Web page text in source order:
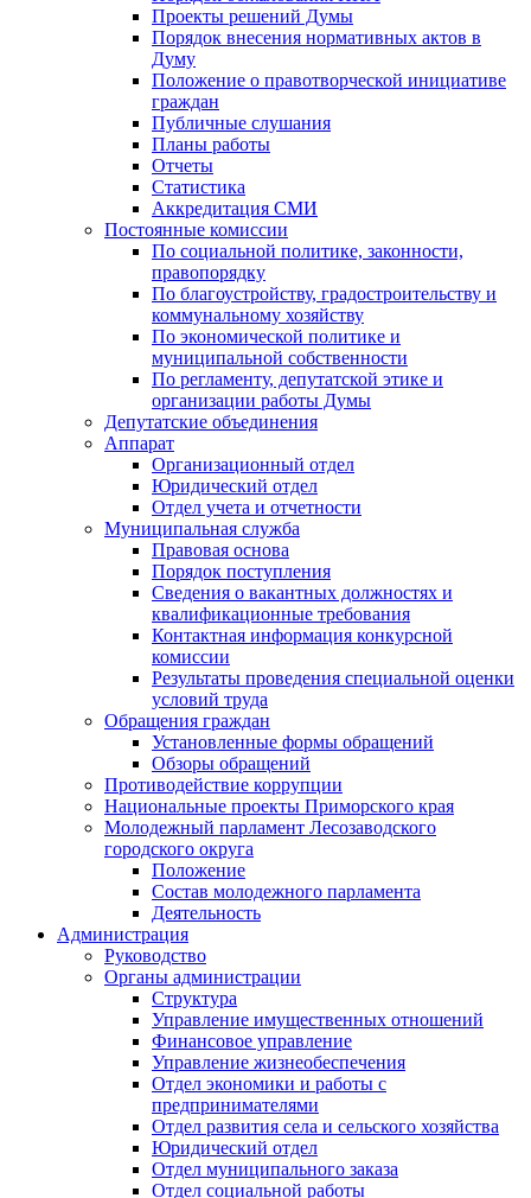
Проекты решений Думы
Порядок внесения нормативных актов в
Думу
Положение о правотворческой инициативе
граждан
Публичные слушания
Планы работы
Отчеты
Статистика
Аккредитация СМИ
Постоянные комиссии
По социальной политике, законности,
правопорядку
По благоустройству, градостроительству и
коммунальному хозяйству
По экономической политике и
муниципальной собственности
По регламенту, депутатской этике и
организации работы Думы
Депутатские объединения
Аппарат
Организационный отдел
Юридический отдел
Отдел учета и отчетности
Муниципальная служба
Правовая основа
Порядок поступления
Сведения о вакантных должностях и
квалификационные требования
Контактная информация конкурсной
комиссии
Результаты проведения специальной оценки
условий труда
Обращения граждан
Установленные формы обращений
Обзоры обращений
Противодействие коррупции
Национальные проекты Приморского края
Молодежный парламент Лесозаводского
городского округа
Положение
Состав молодежного парламента
Деятельность
Администрация
Руководство
Органы администрации
Структура
Управление имущественных отношений
Финансовое управление
Управление жизнеобеспечения
Отдел экономики и работы с
предпринимателями
Отдел развития села и сельского хозяйства
Юридический отдел
Отдел муниципального заказа
Отдел социальной работы